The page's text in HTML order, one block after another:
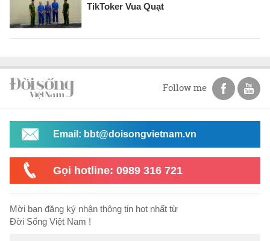
TikToker Vua Quạt
Follow me
Email: bbt@doisongvietnam.vn
Gọi hotline: 0989 316 721
Mời bạn đăng ký nhận thông tin hot nhất từ
Đời Sống Việt Nam !